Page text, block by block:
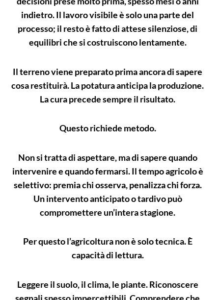
indietro. Il lavoro visibile è solo una parte del
processo; il resto è fatto di attese silenziose, di
equilibri che si costruiscono lentamente.
Il terreno viene preparato prima ancora di sapere
cosa restituirà. La potatura anticipa la produzione.
La cura precede sempre il risultato.
Questo richiede metodo.
Non si tratta di aspettare, ma di sapere quando
intervenire e quando fermarsi. Il tempo agricolo è
selettivo: premia chi osserva, penalizza chi forza.
Un intervento anticipato o tardivo può
compromettere un’intera stagione.
Per questo l’agricoltura non è solo tecnica. È
capacità di lettura.
Leggere il suolo, il clima, le piante. Riconoscere